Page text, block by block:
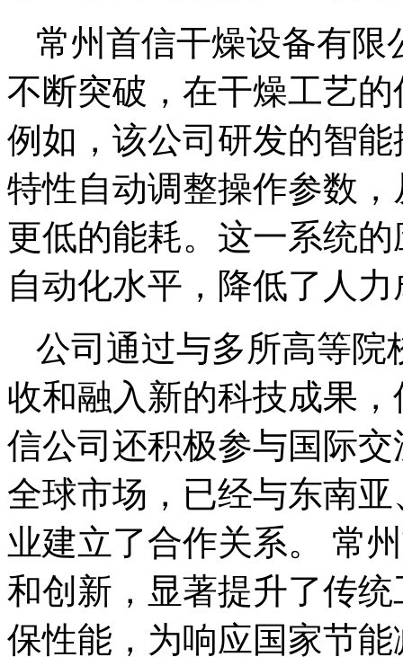
常州首信干燥设备有限
不断突破，在干燥工艺
例如，该公司研发的智
特性自动调整操作参数
更低的能耗。这一系统
自动化水平，降低了人
公司通过与多所高等院
收和融入新的科技成果
信公司还积极参与国际
全球市场，已经与东南
业建立了合作关系。 常
和创新，显著提升了传
保性能，为响应国家节